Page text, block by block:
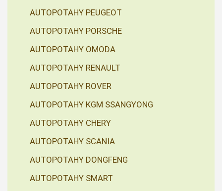
AUTOPOTAHY PEUGEOT
AUTOPOTAHY PORSCHE
AUTOPOTAHY OMODA
AUTOPOTAHY RENAULT
AUTOPOTAHY ROVER
AUTOPOTAHY KGM SSANGYONG
AUTOPOTAHY CHERY
AUTOPOTAHY SCANIA
AUTOPOTAHY DONGFENG
AUTOPOTAHY SMART